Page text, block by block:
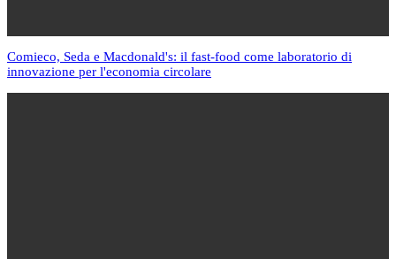
Comieco, Seda e Macdonald's: il fast-food come laboratorio di
innovazione per l'economia circolare